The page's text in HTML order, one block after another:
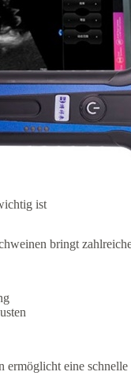
ist
bringt
ermöglicht eine